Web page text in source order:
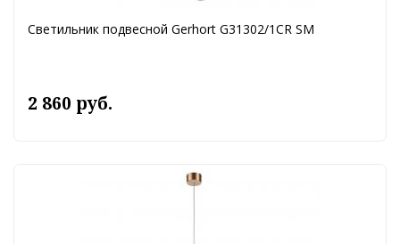
Светильник подвесной Gerhort G31302/1CR SM
2 860 руб.